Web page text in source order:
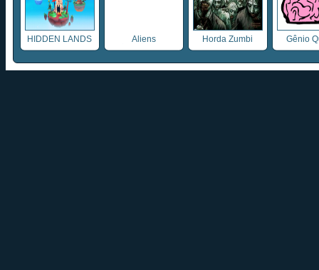
HIDDEN LANDS Aliens Horda Zumbi Gênio